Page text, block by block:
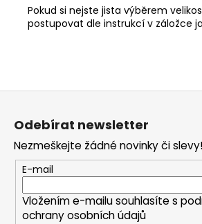
Pokud si nejste jista výběrem
postupovat dle instrukcí v záložce
Z
Odebírat newsletter
Nezmeškejte žádné novinky či slevy!
E-mail
Vložením e-mailu souhlasíte s
ochrany osobních údajů